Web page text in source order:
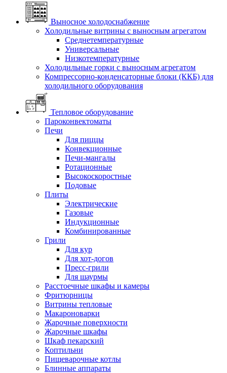
Выносное холодоснабжение
Холодильные витрины с выносным агрегатом
Среднетемпературные
Универсальные
Низкотемпературные
Холодильные горки с выносным агрегатом
Компрессорно-конденсаторные блоки (ККБ) для
холодильного оборудования
Тепловое оборудование
Пароконвектоматы
Печи
Для пиццы
Конвекционные
Печи-мангалы
Ротационные
Высокоскоростные
Подовые
Плиты
Электрические
Газовые
Индукционные
Комбинированные
Грили
Для кур
Для хот-догов
Пресс-грили
Для шаурмы
Расстоечные шкафы и камеры
Фритюрницы
Витрины тепловые
Макароноварки
Жарочные поверхности
Жарочные шкафы
Шкаф пекарский
Коптильни
Пищеварочные котлы
Блинные аппараты